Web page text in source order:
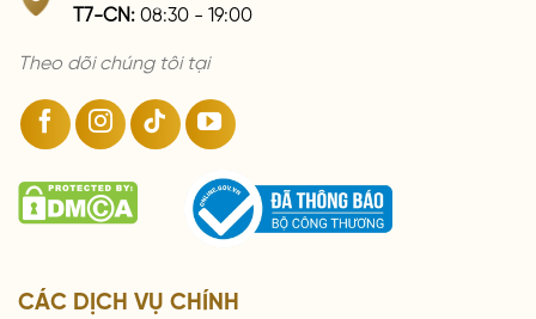
T7-CN: 08:30 - 19:00
Theo dõi chúng tôi tại
CÁC DỊCH VỤ CHÍNH